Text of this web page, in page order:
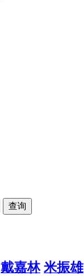
戴嘉林 米振雄